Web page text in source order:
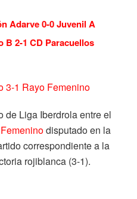
Adarve 0-0 Juvenil A
B 2-1 CD Paracuellos
de Liga Iberdrola entre el
disputado en la
correspondiente a la
rojiblanca (3-1).